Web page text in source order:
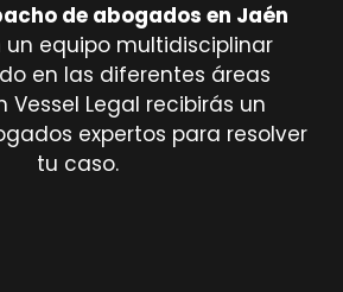
de abogados en Jaén
equipo multidisciplinar
en las diferentes áreas
Vessel Legal recibirás un
expertos para resolver
tu caso.